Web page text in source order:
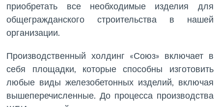
приобретать все необходимые изделия для
общегражданского строительства в нашей
организации.
Производственный холдинг «Союз» включает в
себя площадки, которые способны изготовить
любые виды железобетонных изделий, включая
вышеперечисленные. До процесса производства